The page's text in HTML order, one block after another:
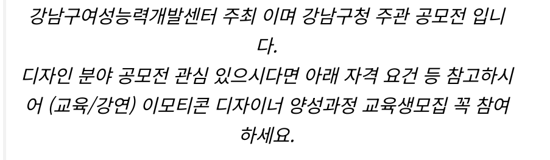
강남구여성능력개발센터 주최 이며 강남구청 주관 공모전 입니
다.
디자인 분야 공모전 관심 있으시다면 아래 자격 요건 등 참고하시
어 (교육/강연) 이모티콘 디자이너 양성과정 교육생모집 꼭 참여
하세요.